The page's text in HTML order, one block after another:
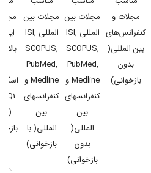
مجلات و
کنفرانس‌های
بین المللی(
بدون
بازخوانی)
مجلات بین
المللی ISI,
SCOPUS,
PubMed,
Medline و
کنفرانسهای
بین
المللی(
بدون
بازخوانی)
مجلات بین
المللی ISI,
SCOPUS,
PubMed,
Medline و
کنفرانسهای
بین
المللی( با
بازخوانی)